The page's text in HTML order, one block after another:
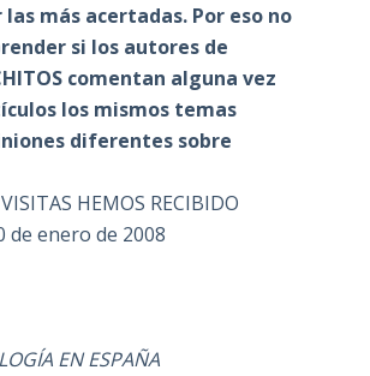
más acertadas. Por eso no
si los autores de
comentan alguna vez
los mismos temas
diferentes sobre
HEMOS RECIBIDO
de enero de 2008
EN ESPAÑA